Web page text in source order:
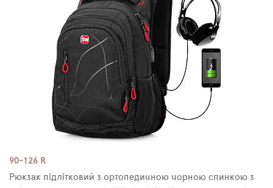
РОЗПРОДАЖ
90-126 R
Рюкзак підлітковий з ортопедичною чорною спинкою з